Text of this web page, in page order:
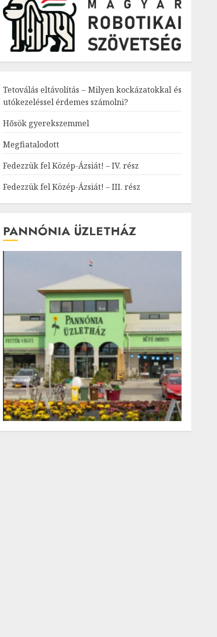
Tetoválás eltávolítás – Milyen kockázatokkal és
utókezeléssel érdemes számolni?
Hősök gyerekszemmel
Megfiatalodott
Fedezzük fel Közép-Ázsiát! – IV. rész
Fedezzük fel Közép-Ázsiát! – III. rész
PANNÓNIA ÜZLETHÁZ